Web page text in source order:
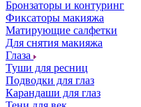
Бронзаторы и контуринг
Фиксаторы макияжа
Матирующие салфетки
Для снятия макияжа
Глаза
Туши для ресниц
Подводки для глаз
Карандаши для глаз